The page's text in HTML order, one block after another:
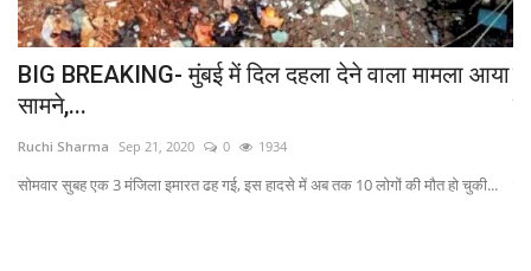
BIG BREAKING- मुंबई में दिल दहला देने वाला मामला आया
सामने,...
Ruchi Sharma Sep 21, 2020 0 1934
सोमवार सुबह एक 3 मंजिला इमारत ढह गई, इस हादसे में अब तक 10 लोगों की मौत हो चुकी...